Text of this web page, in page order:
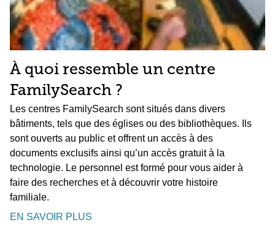
À quoi ressemble un centre
FamilySearch ?
Les centres FamilySearch sont situés dans divers
bâtiments, tels que des églises ou des bibliothèques. Ils
sont ouverts au public et offrent un accès à des
documents exclusifs ainsi qu’un accès gratuit à la
technologie. Le personnel est formé pour vous aider à
faire des recherches et à découvrir votre histoire
familiale.
EN SAVOIR PLUS